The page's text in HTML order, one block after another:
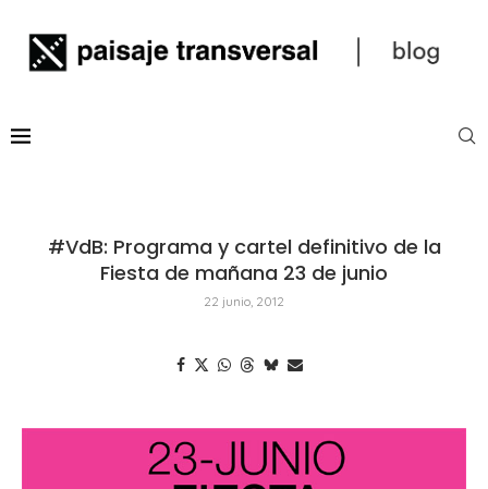
#VdB: Programa y cartel definitivo de la
Fiesta de mañana 23 de junio
22 junio, 2012